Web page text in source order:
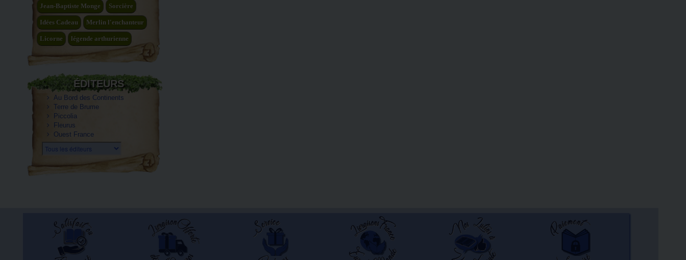
Jean-Baptiste Monge Sorcière
Idées Cadeau Merlin l'enchanteur
Licorne légende arthurienne
ÉDITEURS
Au Bord des Continents
Terre de Brume
Piccolia
Fleurus
Ouest France
Tous les éditeurs